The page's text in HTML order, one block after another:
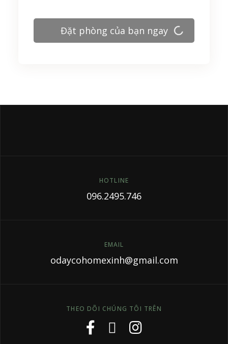
Đặt phòng của bạn ngay
HOTLINE
096.2495.746
EMAIL
odaycohomexinh@gmail.com
THEO DÕI CHÚNG TÔI TRÊN